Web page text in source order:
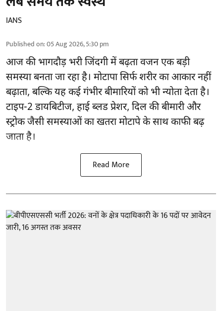
IANS
Published on:05 Aug 2026, 5:30 pm
आज की भागदौड़ भरी जिंदगी में बढ़ता वजन एक बड़ी
समस्या बनता जा रहा है। मोटापा सिर्फ शरीर का आकार नहीं
बढ़ाता, बल्कि यह कई गंभीर बीमारियों को भी न्योता देता है।
टाइप-2 डायबिटीज, हाई ब्लड प्रेशर, दिल की बीमारी और
स्ट्रोक जैसी समस्याओं का खतरा मोटापे के साथ काफी बढ़
जाता है।
Read More